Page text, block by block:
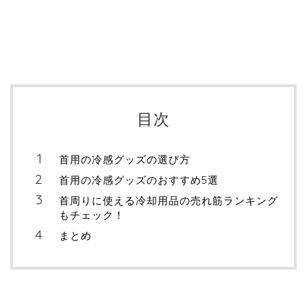
目次
首用の冷感グッズの選び方
首用の冷感グッズのおすすめ5選
首周りに使える冷却用品の売れ筋ランキング
もチェック！
まとめ